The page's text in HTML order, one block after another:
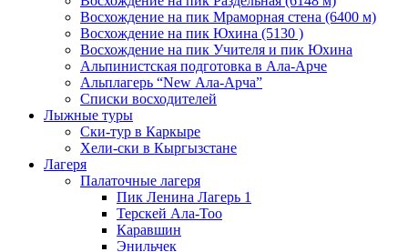
Восхождение на пик Мраморная стена (6400 м)
Восхождение на пик Юхина (5130 )
Восхождение на пик Учителя и пик Юхина
Альпинистская подготовка в Ала-Арче
Альплагерь “New Ала-Арча”
Списки восходителей
Лыжные туры
Ски-тур в Каркыре
Хели-ски в Кыргызстане
Лагеря
Палаточные лагеря
Пик Ленина Лагерь 1
Терскей Ала-Тоо
Каравшин
Энильчек